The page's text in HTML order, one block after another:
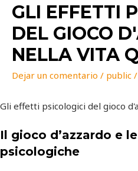
GLI EFFETTI
DEL GIOCO
NELLA VITA
Dejar un comentario / public
Gli effetti psicologici del gioco
Il gioco d’azzardo e
psicologiche